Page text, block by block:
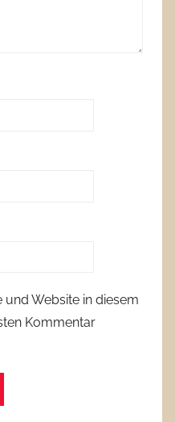
Website in diesem
Kommentar